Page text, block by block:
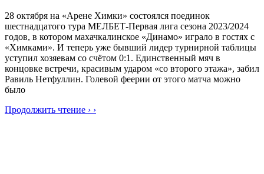
28 октября на «Арене Химки» состоялся поединок
шестнадцатого тура МЕЛБЕТ-Первая лига сезона 2023/2024
годов, в котором махачкалинское «Динамо» играло в гостях с
«Химками». И теперь уже бывший лидер турнирной таблицы
уступил хозяевам со счётом 0:1. Единственный мяч в
концовке встречи, красивым ударом «со второго этажа», забил
Равиль Нетфуллин. Голевой феерии от этого матча можно
было
Продолжить чтение › ›